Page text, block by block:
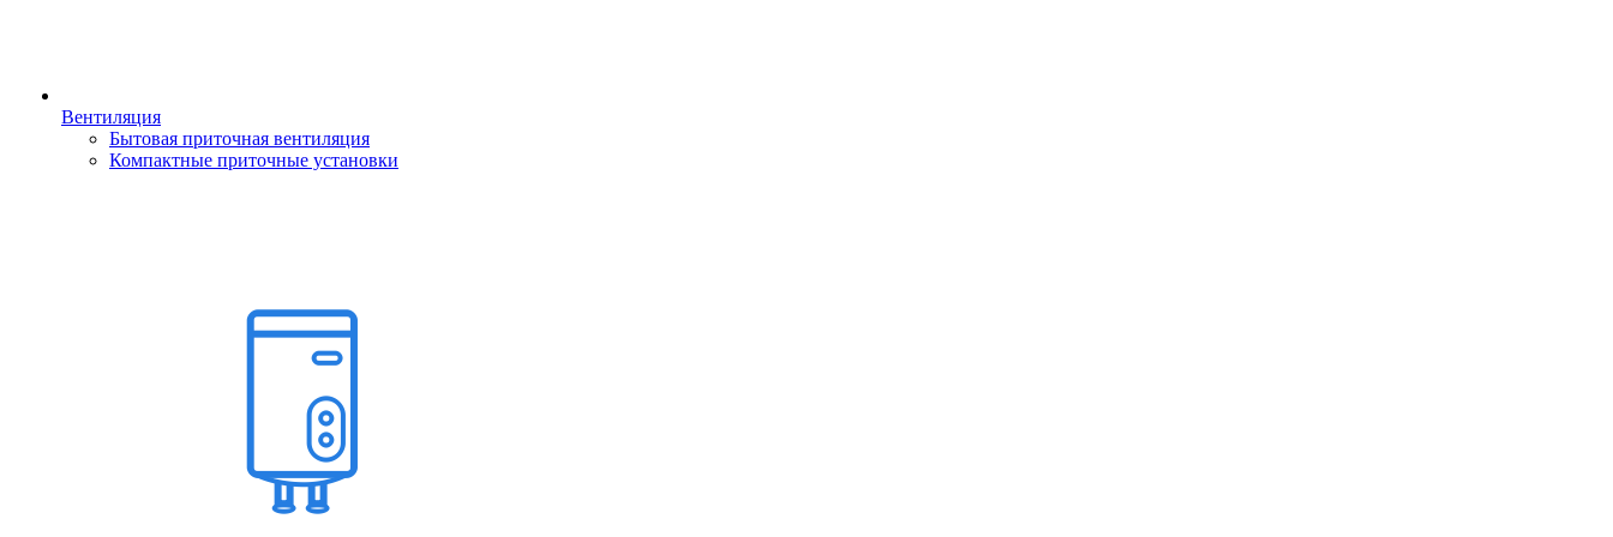
Вентиляция
Бытовая приточная вентиляция
Компактные приточные установки